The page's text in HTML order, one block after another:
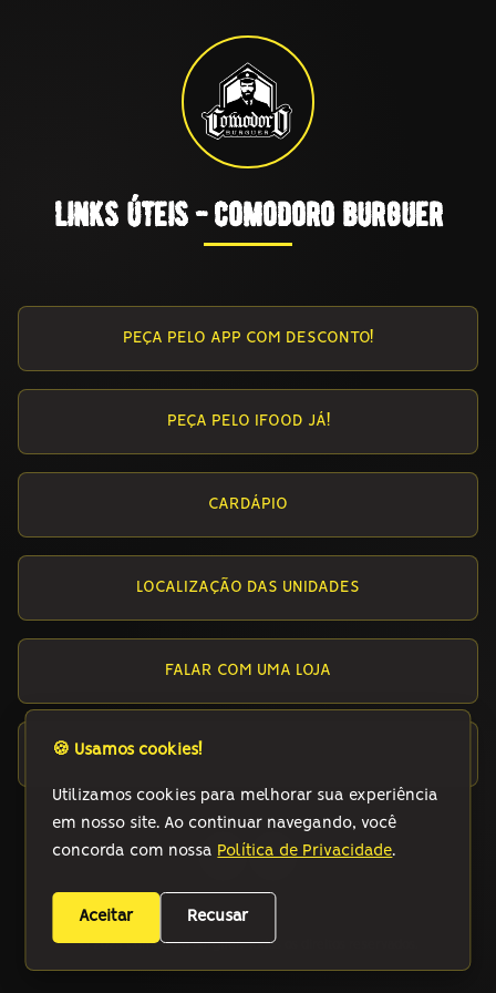
links úteis - comodoro burguer
PEÇA PELO APP COM DESCONTO!
PEÇA PELO IFOOD JÁ!
CARDÁPIO
LOCALIZAÇÃO DAS UNIDADES
FALAR COM UMA LOJA
SEJA UM FRANQUEADO
© 2025 Comodoro Burguer. Todos os direitos reservados.
🍪 Usamos cookies!
Utilizamos cookies para melhorar sua experiência
em nosso site. Ao continuar navegando, você
concorda com nossa Política de Privacidade.
Aceitar Recusar